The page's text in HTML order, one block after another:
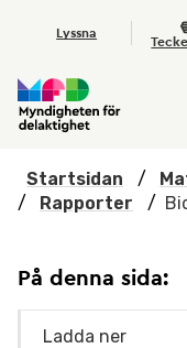
Hoppa till
Lyssna
Startsidan /
/
Rapporter /
På denna sida:
Ladda ner